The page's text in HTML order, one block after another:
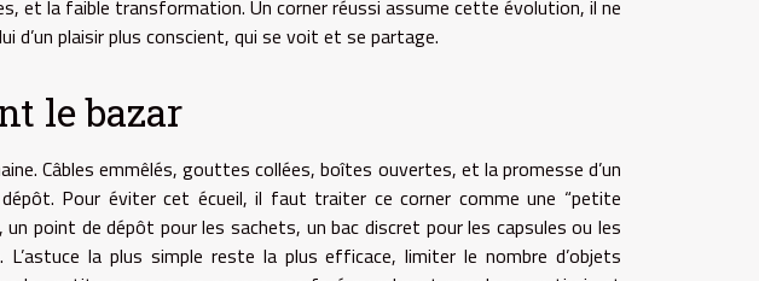
et la faible transformation. Un corner réussi assume cette évolution, il ne
d’un plaisir plus conscient, qui se voit et se partage.
le bazar
Câbles emmêlés, gouttes collées, boîtes ouvertes, et la promesse d’un
Pour éviter cet écueil, il faut traiter ce corner comme une “petite
un point de dépôt pour les sachets, un bac discret pour les capsules ou les
la plus simple reste la plus efficace, limiter le nombre d’objets